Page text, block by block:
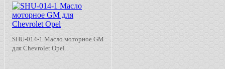
SHU-014-1 Масло моторное GM
для Chevrolet Opel